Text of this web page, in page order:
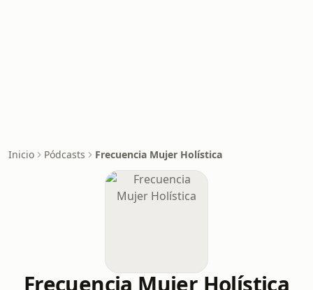
Inicio Pódcasts Frecuencia Mujer Holística
Frecuencia Mujer Holística